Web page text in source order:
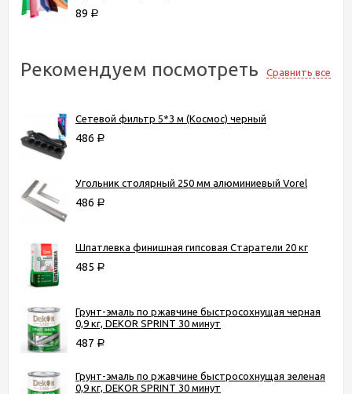
89 Р
Рекомендуем посмотреть Сравнить все
Сетевой фильтр 5*3 м (Космос) черный
486 Р
Угольник столярный 250 мм алюминиевый Vorel
486 Р
Шпатлевка финишная гипсовая Старатели 20 кг
485 Р
Грунт-эмаль по ржавчине быстросохнущая черная
0,9 кг, DEKOR SPRINT 30 минут
487 Р
Грунт-эмаль по ржавчине быстросохнущая зеленая
0,9 кг, DEKOR SPRINT 30 минут